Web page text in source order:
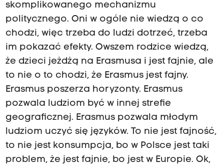
skomplikowanego mechanizmu
politycznego. Oni w ogóle nie wiedzą o co
chodzi, więc trzeba do ludzi dotrzeć, trzeba
im pokazać efekty. Owszem rodzice wiedzą,
że dzieci jeżdżą na Erasmusa i jest fajnie, ale
to nie o to chodzi, że Erasmus jest fajny.
Erasmus poszerza horyzonty. Erasmus
pozwala ludziom być w innej strefie
geograficznej. Erasmus pozwala młodym
ludziom uczyć się języków. To nie jest fajność,
to nie jest konsumpcja, bo w Polsce jest taki
problem, że jest fajnie, bo jest w Europie. Ok,